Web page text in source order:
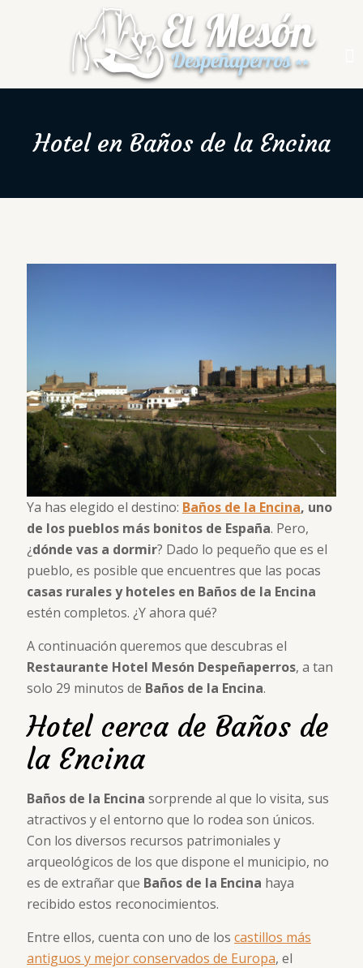
Hotel en Baños de la Encina
Ya has elegido el destino: Baños de la Encina, uno
de los pueblos más bonitos de España. Pero,
¿dónde vas a dormir? Dado lo pequeño que es el
pueblo, es posible que encuentres que las pocas
casas rurales y hoteles en Baños de la Encina
estén completos. ¿Y ahora qué?
A continuación queremos que descubras el
Restaurante Hotel Mesón Despeñaperros, a tan
solo 29 minutos de Baños de la Encina.
Hotel cerca de Baños de
la Encina
Baños de la Encina sorprende al que lo visita, sus
atractivos y el entorno que lo rodea son únicos.
Con los diversos recursos patrimoniales y
arqueológicos de los que dispone el municipio, no
es de extrañar que Baños de la Encina haya
recibido estos reconocimientos.
Entre ellos, cuenta con uno de los castillos más
antiguos y mejor conservados de Europa, el